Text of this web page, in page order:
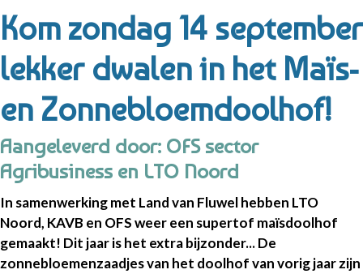
Kom zondag 14 september
lekker dwalen in het Maïs-
en Zonnebloemdoolhof!
Aangeleverd door: OFS sector
Agribusiness en LTO Noord
In samenwerking met Land van Fluwel hebben LTO
Noord, KAVB en OFS weer een supertof maïsdoolhof
gemaakt! Dit jaar is het extra bijzonder...De
zonnebloemenzaadjes van het doolhof van vorig jaar zijn